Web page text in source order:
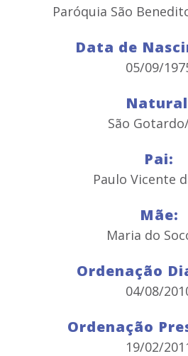
Paróquia São
Data de
05/09/
São
Pai:
Paulo Vicente
Mãe:
Maria do
Ordenação
04/08/
Ordenação
19/02/